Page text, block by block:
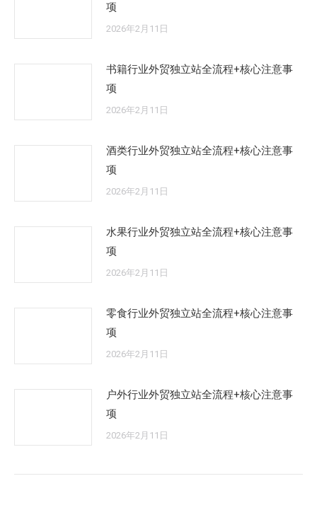
项
2026年2月11日
书籍行业外贸独立站全流程+核心注意事
项
2026年2月11日
酒类行业外贸独立站全流程+核心注意事
项
2026年2月11日
水果行业外贸独立站全流程+核心注意事
项
2026年2月11日
零食行业外贸独立站全流程+核心注意事
项
2026年2月11日
户外行业外贸独立站全流程+核心注意事
项
2026年2月11日